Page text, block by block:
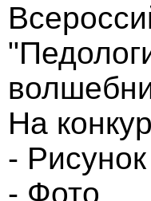
На
- Рисунок
- Фото